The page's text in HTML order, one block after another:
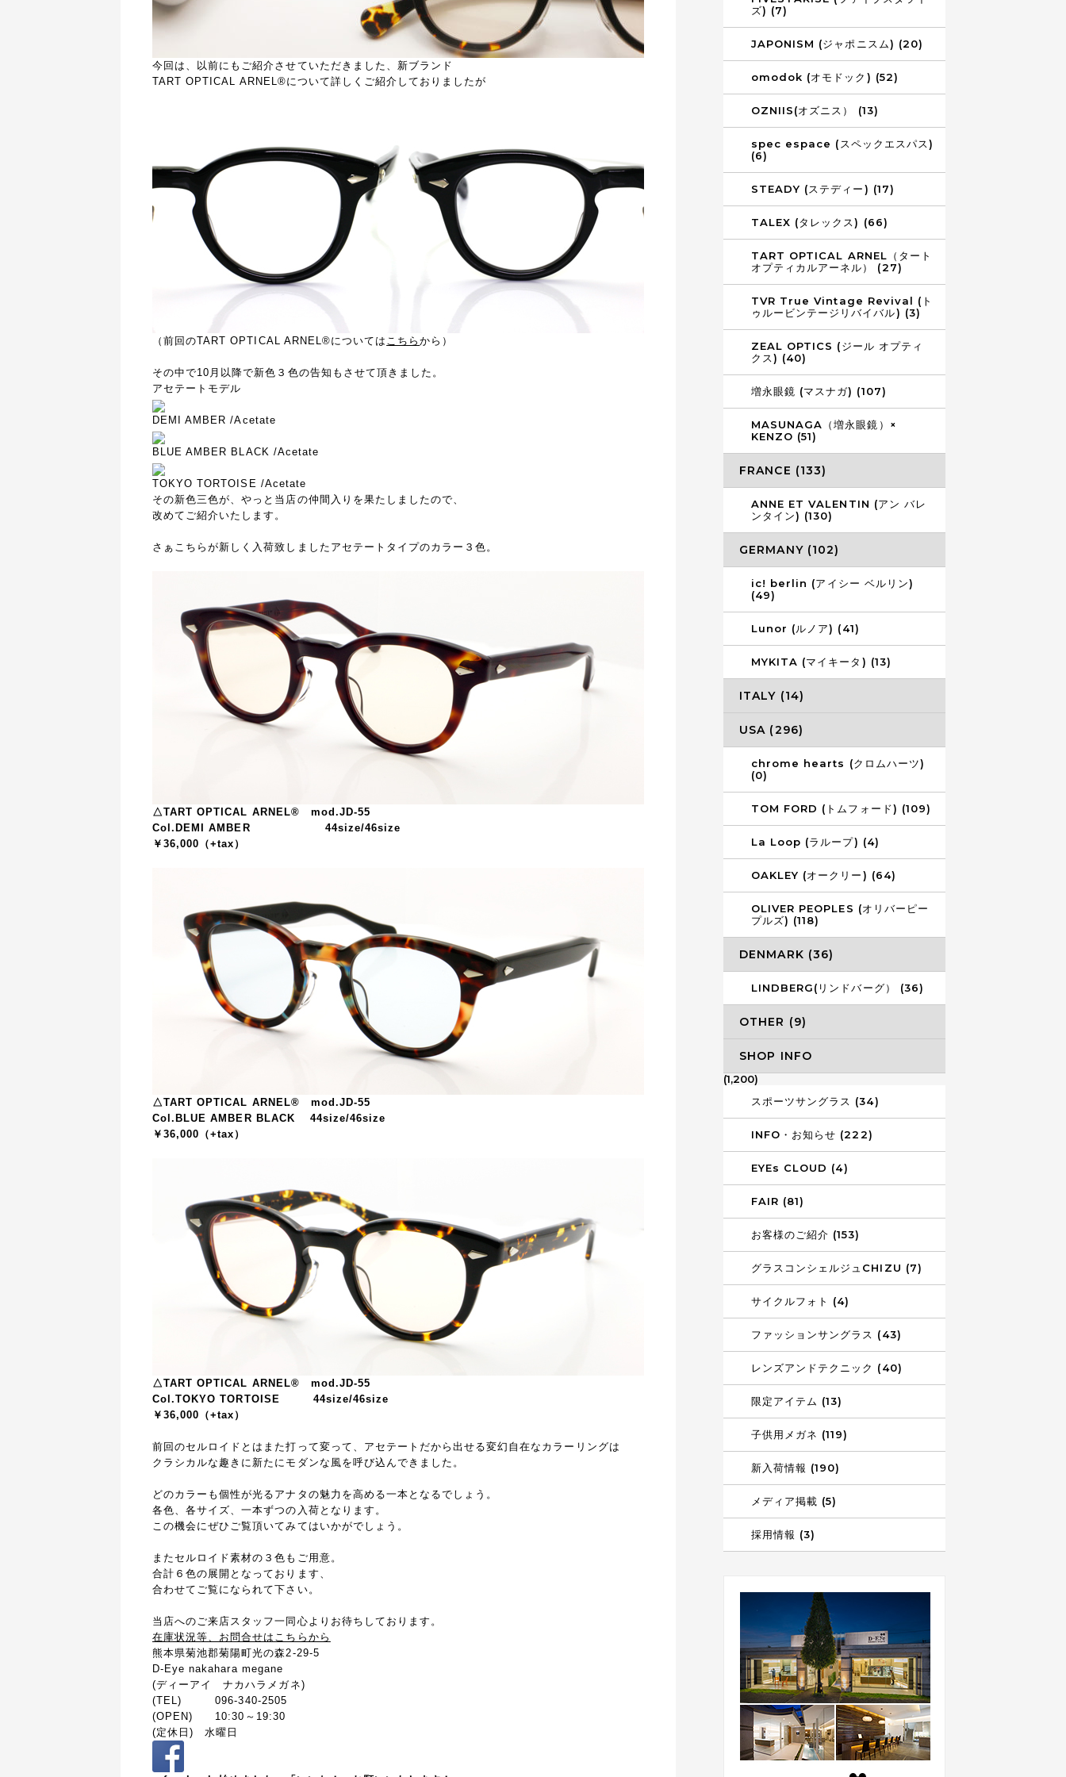
今回は、以前にもご紹介させていただきました、新ブランド
TART OPTICAL ARNEL®について詳しくご紹介しておりましたが
（前回のTART OPTICAL ARNEL®については こちらから）
その中で10月以降で新色３色の告知もさせて頂きました。
アセテートモデル
DEMI AMBER /Acetate
BLUE AMBER BLACK /Acetate
TOKYO TORTOISE /Acetate
その新色三色が、やっと当店の仲間入りを果たしましたので、
改めてご紹介いたします。
さぁこちらが新しく入荷致しましたアセテートタイプのカラー３色。
△TART OPTICAL ARNEL® mod.JD-55
Col.DEMI AMBER 44size/46size
￥36,000（+tax）
△TART OPTICAL ARNEL® mod.JD-55
Col.BLUE AMBER BLACK 44size/46size
￥36,000（+tax）
△TART OPTICAL ARNEL® mod.JD-55
Col.TOKYO TORTOISE 44size/46size
￥36,000（+tax）
前回のセルロイドとはまた打って変って、アセテートだから出せる変幻自在なカラーリングは
クラシカルな趣きに新たにモダンな風を呼び込んできました。
どのカラーも個性が光るアナタの魅力を高める一本となるでしょう。
各色、各サイズ、一本ずつの入荷となります。
この機会にぜひご覧頂いてみてはいかがでしょう。
またセルロイド素材の３色もご用意。
合計６色の展開となっております、
合わせてご覧になられて下さい。
当店へのご来店スタッフ一同心よりお待ちしております。
在庫状況等、お問合せはこちらから
熊本県菊池郡菊陽町光の森2-29-5
D-Eye nakahara megane
(ディーアイ ナカハラメガネ)
(TEL) 096-340-2505
(OPEN) 10:30～19:30
(定休日) 水曜日
ズ) (7)
JAPONISM (ジャポニスム) (20)
omodok (オモドック) (52)
OZNIIS(オズニス） (13)
spec espace (スペックエスパス)
(6)
STEADY (ステディー) (17)
TALEX (タレックス) (66)
TART OPTICAL ARNEL（タート
オプティカルアーネル） (27)
TVR True Vintage Revival (ト
ゥルービンテージリバイバル) (3)
ZEAL OPTICS (ジール オプティ
クス) (40)
増永眼鏡 (マスナガ) (107)
MASUNAGA（増永眼鏡）×
KENZO (51)
FRANCE (133)
ANNE ET VALENTIN (アン バレ
ンタイン) (130)
GERMANY (102)
ic! berlin (アイシー ベルリン)
(49)
Lunor (ルノア) (41)
MYKITA (マイキータ) (13)
ITALY (14)
USA (296)
chrome hearts (クロムハーツ)
(0)
TOM FORD (トムフォード) (109)
La Loop (ラループ) (4)
OAKLEY (オークリー) (64)
OLIVER PEOPLES (オリバーピー
プルズ) (118)
DENMARK (36)
LINDBERG(リンドバーグ） (36)
OTHER (9)
SHOP INFO
(1,200)
スポーツサングラス (34)
INFO・お知らせ (222)
EYEs CLOUD (4)
FAIR (81)
お客様のご紹介 (153)
グラスコンシェルジュCHIZU (7)
サイクルフォト (4)
ファッションサングラス (43)
レンズアンドテクニック (40)
限定アイテム (13)
子供用メガネ (119)
新入荷情報 (190)
メディア掲載 (5)
採用情報 (3)